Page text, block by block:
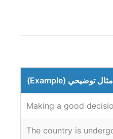
مثال توضيحي (Example)